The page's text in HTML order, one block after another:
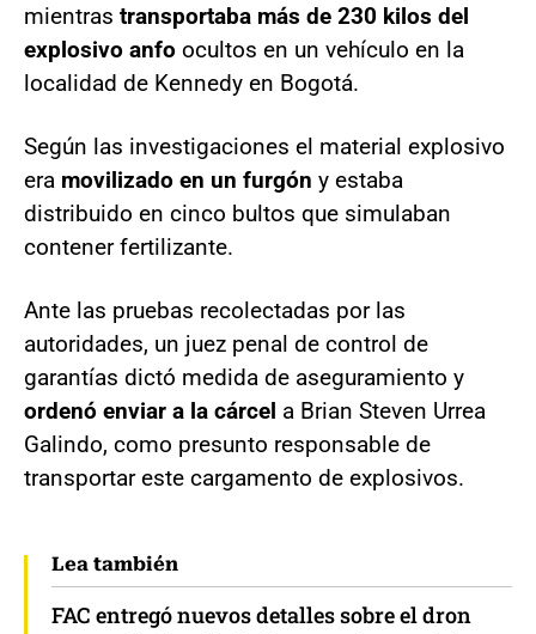
mientras transportaba más de 230 kilos del
explosivo anfo ocultos en un vehículo en la
localidad de Kennedy en Bogotá.
Según las investigaciones el material explosivo
era movilizado en un furgón y estaba
distribuido en cinco bultos que simulaban
contener fertilizante.
Ante las pruebas recolectadas por las
autoridades, un juez penal de control de
garantías dictó medida de aseguramiento y
ordenó enviar a la cárcel a Brian Steven Urrea
Galindo, como presunto responsable de
transportar este cargamento de explosivos.
Lea también
FAC entregó nuevos detalles sobre el dron